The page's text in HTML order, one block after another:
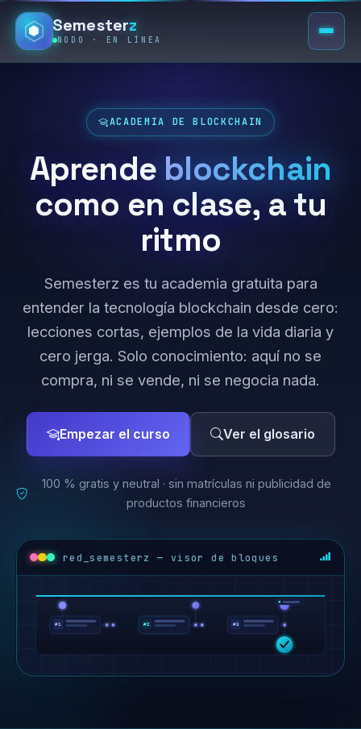
Semesterz
NODO · EN LÍNEA
ACADEMIA DE BLOCKCHAIN
Aprende blockchain
como en clase, a tu
ritmo
Semesterz es tu academia gratuita para
entender la tecnología blockchain desde cero:
lecciones cortas, ejemplos de la vida diaria y
cero jerga. Solo conocimiento: aquí no se
compra, ni se vende, ni se negocia nada.
Empezar el curso Ver el glosario
100 % gratis y neutral · sin matrículas ni publicidad de
productos financieros
red_semesterz — visor de bloques
#1 #2 #3